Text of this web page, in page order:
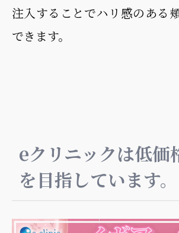
注入することでハリ感のある
できます。
eクリニックは低価
を目指しています。